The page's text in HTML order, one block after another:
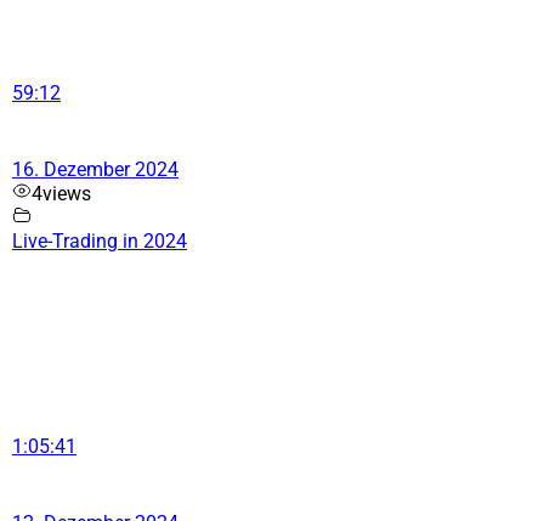
59:12
16. Dezember 2024
4views
Live-Trading in 2024
1:05:41